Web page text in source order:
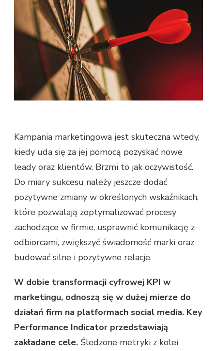
Kampania marketingowa jest skuteczna wtedy,
kiedy uda się za jej pomocą pozyskać nowe
leady oraz klientów. Brzmi to jak oczywistość.
Do miary sukcesu należy jeszcze dodać
pozytywne zmiany w określonych wskaźnikach,
które pozwalają zoptymalizować procesy
zachodzące w firmie, usprawnić komunikację z
odbiorcami, zwiększyć świadomość marki oraz
budować silne i pozytywne relacje.
W dobie transformacji cyfrowej KPI w
marketingu, odnoszą się w dużej mierze do
działań firm na platformach social media. Key
Performance Indicator przedstawiają
zakładane cele. Śledzone metryki z kolei